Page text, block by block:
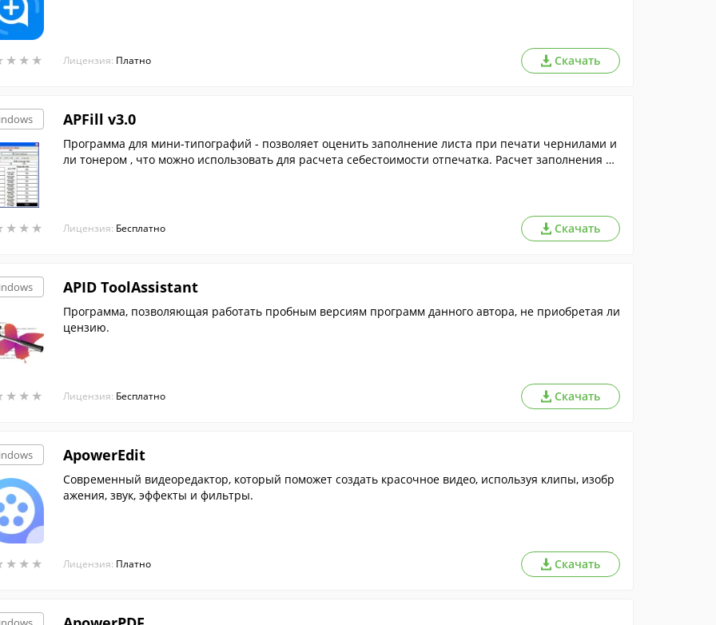
★ ★ ★
★ ★ ★ Лицензия: Платно Скачать
★ ★ ★
★ ★ ★
APFill v3.0
Программа для мини-типографий - позволяет оценить заполнение листа при печати чернилами и
ли тонером , что можно использовать для расчета себестоимости отпечатка. Расчет заполнения ли
Лицензия: Бесплатно Скачать
★ ★ ★
★ ★ ★
APID ToolAssistant
Программа, позволяющая работать пробным версиям программ данного автора, не приобретая ли
цензию.
Лицензия: Бесплатно Скачать
★ ★ ★
★ ★ ★
ApowerEdit
Современный видеоредактор, который поможет создать красочное видео, используя клипы, изобр
ажения, звук, эффекты и фильтры.
Лицензия: Платно Скачать